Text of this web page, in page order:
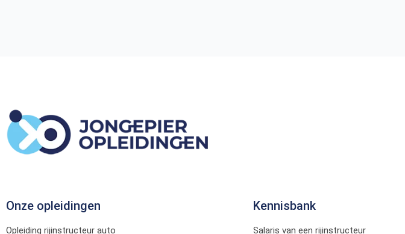
Onze opleidingen
Opleiding rijinstructeur auto
Kennisbank
Salaris van een rijinstructeur